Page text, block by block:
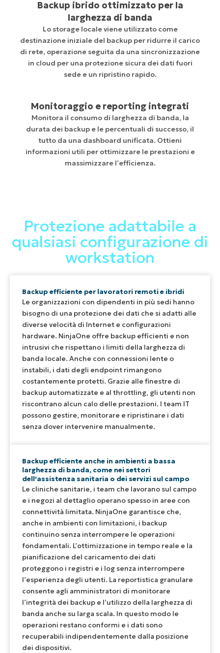
Backup ibrido ottimizzato per la
larghezza di banda
Lo storage locale viene utilizzato come
destinazione iniziale del backup per ridurre il carico
di rete, operazione seguita da una sincronizzazione
in cloud per una protezione sicura dei dati fuori
sede e un ripristino rapido.
Monitoraggio e reporting integrati
Monitora il consumo di larghezza di banda, la
durata dei backup e le percentuali di successo, il
tutto da una dashboard unificata. Ottieni
informazioni utili per ottimizzare le prestazioni e
massimizzare l’efficienza.
Protezione adattabile a
qualsiasi configurazione di
workstation
Backup efficiente per lavoratori remoti e ibridi
Le organizzazioni con dipendenti in più sedi hanno
bisogno di una protezione dei dati che si adatti alle
diverse velocità di Internet e configurazioni
hardware. NinjaOne offre backup efficienti e non
intrusivi che rispettano i limiti della larghezza di
banda locale. Anche con connessioni lente o
instabili, i dati degli endpoint rimangono
costantemente protetti. Grazie alle finestre di
backup automatizzate e al throttling, gli utenti non
riscontrano alcun calo delle prestazioni. I team IT
possono gestire, monitorare e ripristinare i dati
senza dover intervenire manualmente.
Backup efficiente anche in ambienti a bassa
larghezza di banda, come nei settori
dell'assistenza sanitaria o dei servizi sul campo
Le cliniche sanitarie, i team che lavorano sul campo
e i negozi al dettaglio operano spesso in aree con
connettività limitata. NinjaOne garantisce che,
anche in ambienti con limitazioni, i backup
continuino senza interrompere le operazioni
fondamentali. L’ottimizzazione in tempo reale e la
pianificazione del caricamento dei dati
proteggono i registri e i log senza interrompere
l’esperienza degli utenti. La reportistica granulare
consente agli amministratori di monitorare
l’integrità dei backup e l’utilizzo della larghezza di
banda anche su larga scala. In questo modo le
operazioni restano conformi e i dati sono
recuperabili indipendentemente dalla posizione
dei dispositivi.